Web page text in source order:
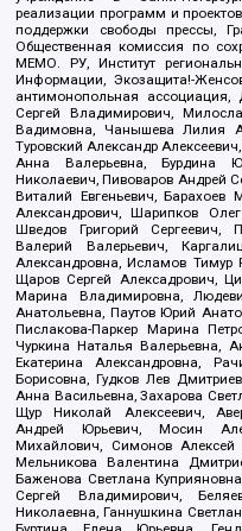
реализации программ и
поддержки свободы прессы,
Общественная комиссия по
МЕМО. РУ, Институт
Информации, Экозащита!-
антимонопольная ассоциация,
Сергей Владимирович,
Вадимовна, Чанышева Лилия
Туровский Александр
Анна Валерьевна, Бурдина
Николаевич, Пивоваров Андрей
Виталий Евгеньевич,
Александрович, Шарипков
Шведов Григорий Сергеевич,
Валерий Валерьевич,
Александровна, Исламов Тимур
Щаров Сергей Алексадрович,
Марина Владимировна,
Анатольевна, Паутов Юрий
Пислакова-Паркер Марина
Чуркина Наталья Валерьевна,
Екатерина Александровна,
Борисовна, Гудков Лев
Анна Васильевна, Захарова
Щур Николай Алексеевич,
Андрей Юрьевич, Мосин
Михайлович, Симонов Алексей
Мельникова Валентина
Баженова Светлана
Сергей Владимирович,
Николаевна, Ганнушкина